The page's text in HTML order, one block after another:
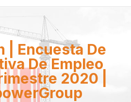
| Encuesta De
De Empleo
2020 |